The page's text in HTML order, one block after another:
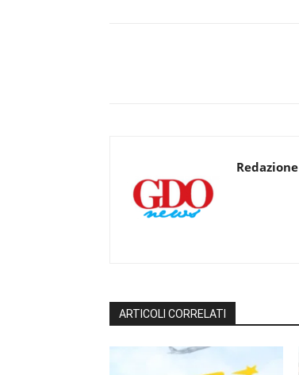
Redazione
ARTICOLI CORRELATI